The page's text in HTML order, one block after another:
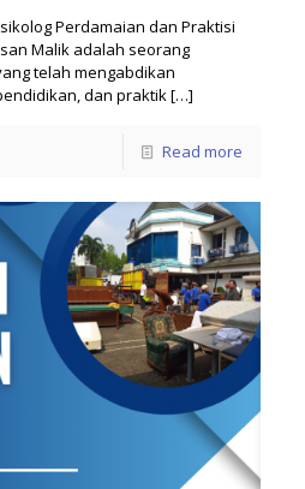
Perdamaian dan Praktisi
Malik adalah seorang
telah mengabdikan
dan praktik[…]
Read more